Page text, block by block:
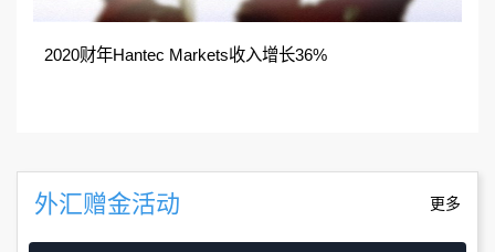
2020财年Hantec Markets收入增长36%
外汇赠金活动 更多